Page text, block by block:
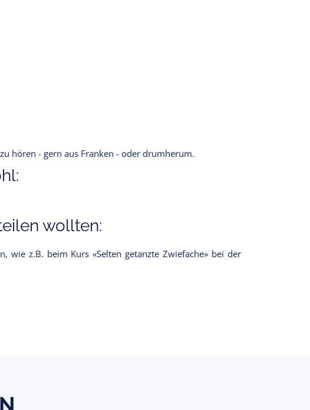
hören - gern aus Franken - oder drumherum.
wollten:
wie z.B. beim Kurs «Selten getanzte Zwiefache» bei der